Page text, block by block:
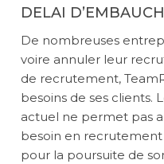
DELAI
De nombreuses
voire annuler leur
de recrutement,
besoins de ses clients.
actuel ne permet pas
besoin en
pour la poursuite de